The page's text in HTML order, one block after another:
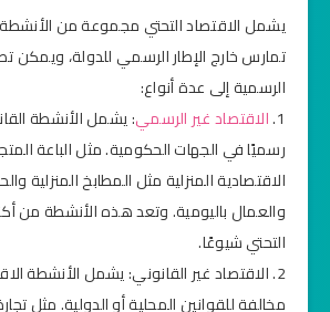
يشمل الاقتصاد التحتي مجموعة من الأنشطة
تمارس خارج الإطار الرسمي للدولة، ويمكن
الرسمية إلى عدة أنواع:
1. الاقتصاد غير الرسمي: يشمل الأنشطة
رسميًا في الجهات الحكومية. مثل الباعة
الاقتصادية المنزلية مثل المطابخ المنزلية
والعمال باليومية. وتعد هذه الأنشطة من
التحتي شيوعًا.
2. الاقتصاد غير القانوني: يشمل الأنشطة
مخالفة للقوانين المحلية أو الدولية. مثل